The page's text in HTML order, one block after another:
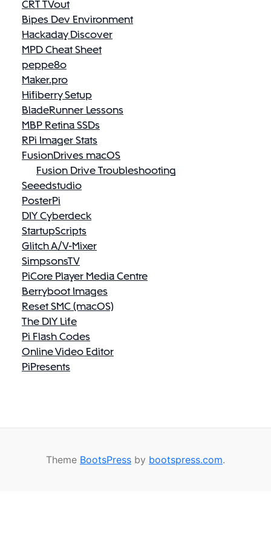
CRT TVout
Bipes Dev Environment
Hackaday Discover
MPD Cheat Sheet
peppe8o
Maker.pro
Hifiberry Setup
BladeRunner Lessons
MBP Retina SSDs
RPi Imager Stats
FusionDrives macOS
Fusion Drive Troubleshooting
Seeedstudio
PosterPi
DIY Cyberdeck
StartupScripts
Glitch A/V-Mixer
SimpsonsTV
PiCore Player Media Centre
Berryboot Images
Reset SMC (macOS)
The DIY Life
Pi Flash Codes
Online Video Editor
PiPresents
Theme BootsPress by bootspress.com.